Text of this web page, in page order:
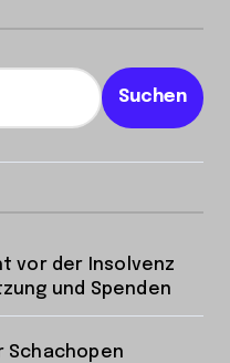
Suchen
vor der Insolvenz
und Spenden
Schachopen